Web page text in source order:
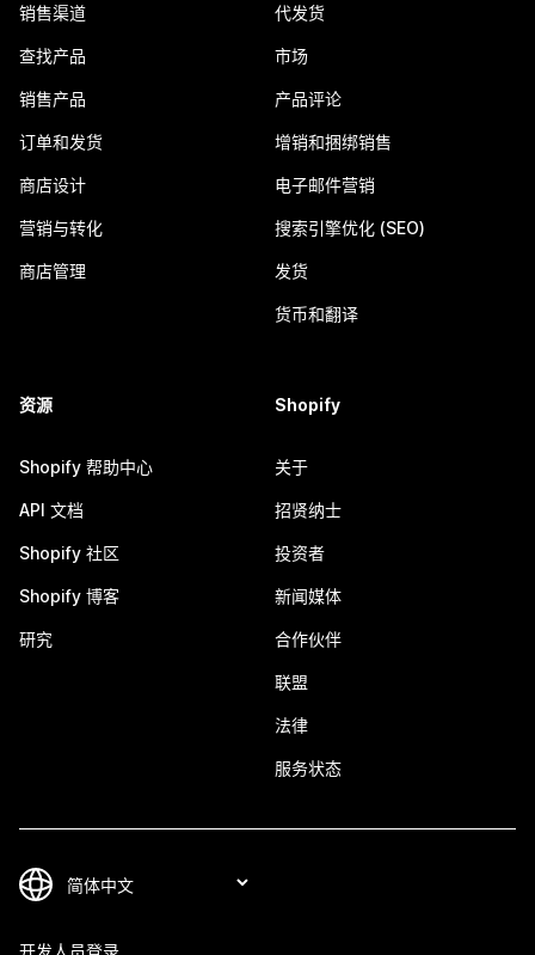
销售渠道
查找产品
销售产品
订单和发货
商店设计
营销与转化
商店管理
代发货
市场
产品评论
增销和捆绑销售
电子邮件营销
搜索引擎优化 (SEO)
发货
货币和翻译
资源
Shopify 帮助中心
API 文档
Shopify 社区
Shopify 博客
研究
Shopify
关于
招贤纳士
投资者
新闻媒体
合作伙伴
联盟
法律
服务状态